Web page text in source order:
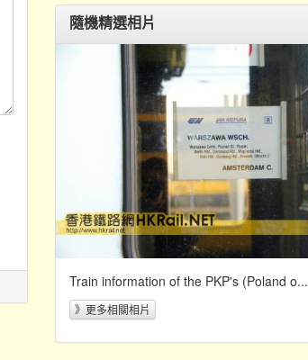
隨機精選相片
Train information of the PKP's (Poland o...
》更多相關相片